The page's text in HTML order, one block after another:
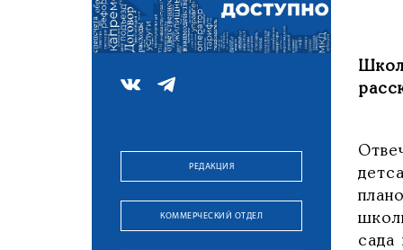
РЕДАКЦИЯ
КОММЕРЧЕСКИЙ ОТДЕЛ
сада